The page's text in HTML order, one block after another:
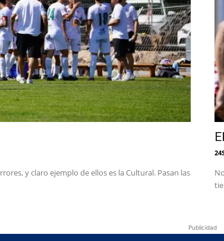
y claro ejemplo de ellos es la Cultural. Pasan las
Publicidad